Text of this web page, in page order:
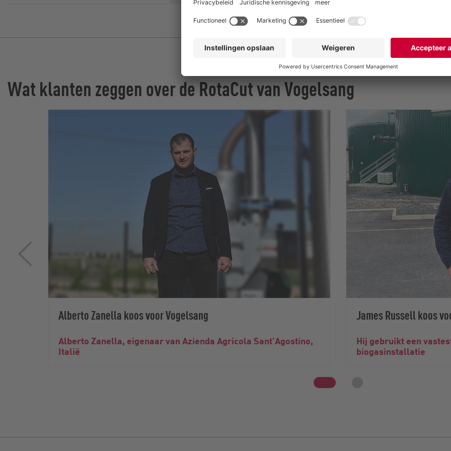
Wat klanten zeggen over de RotaCut van Vogelsang
Alberto Zanella koos voor Vogelsang
Alberto Zanella, eigenaar van Azienda Agricola Sant’Agostino,
Italië
James Russell koos
Hij gebruikt een
biogasinstallatie